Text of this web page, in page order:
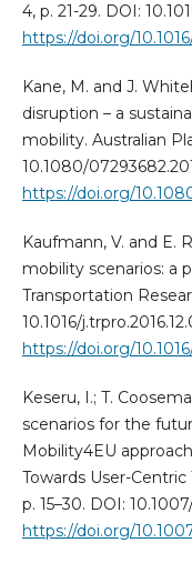
4, p. 21-29. DOI:
https://doi.org/
Kane, M. and J.
disruption – a
mobility. Australian
10.1080/
https://doi.org/
Kaufmann, V. and E.
mobility scenarios: a
Transportation
10.1016/
https://doi.org/
Keseru, I.; T.
scenarios for the
Mobility4EU
Towards User-
p. 15–30. DOI:
https://doi.org/